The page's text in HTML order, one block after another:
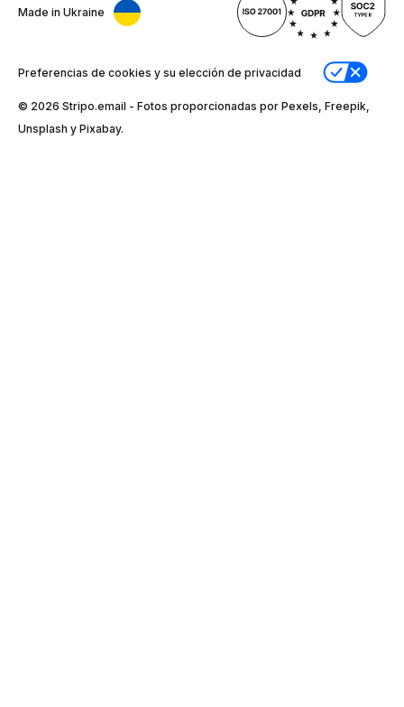
Made in Ukraine
Preferencias de cookies y su elección de privacidad
© 2026 Stripо.email - Fotos proporcionadas por Pexels, Freepik,
Unsplash y Pixabay.